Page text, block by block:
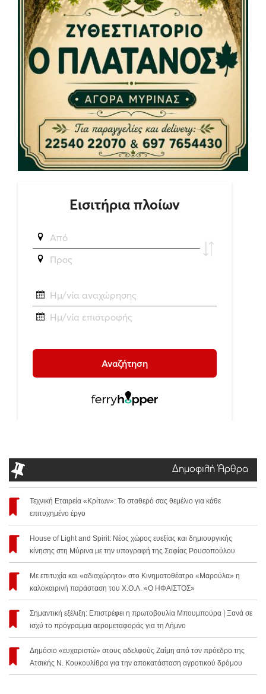
Δημοφιλή Άρθρα
Τεχνική Εταιρεία «Κρίτων»: Το σταθερό σας θεμέλιο για κάθε
επιτυχημένο έργο
House of Light and Spirit: Νέος χώρος ευεξίας και δημιουργικής
κίνησης στη Μύρινα με την υπογραφή της Σοφίας Ρουσοπούλου
Με επιτυχία και «αδιαχώρητο» στο Κινηματοθέατρο «Μαρούλα» η
καλοκαιρινή παράσταση του Χ.Ο.Λ. «Ο ΗΦΑΙΣΤΟΣ»
Σημαντική εξέλιξη: Επιστρέφει η πρωτοβουλία Μπουμπούρα | Ξανά σε
ισχύ το πρόγραμμα αερομεταφοράς για τη Λήμνο
Δημόσιο «ευχαριστώ» στους αδελφούς Ζαΐμη από τον πρόεδρο της
Ατσικής Ν. Κουκουλίθρα για την αποκατάσταση αγροτικού δρόμου